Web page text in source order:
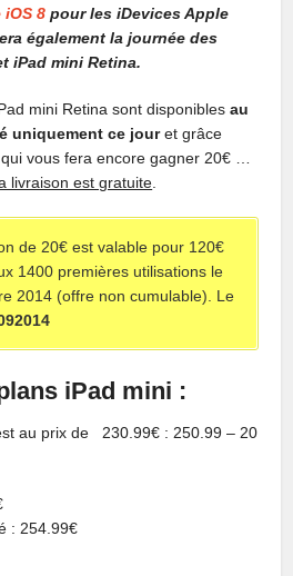
8 pour les iDevices Apple
également la journée des
iPad mini Retina.
mini Retina sont disponiblesau
uniquement ce jouret grâce
vous fera encore gagner 20€ …
livraison est gratuite.
de 20€ est valable pour 120€
1400 premières utilisations le
2014 (offre non cumulable). Le
iPad mini :
au prix de 230.99€ : 250.99 – 20
: 254.99€